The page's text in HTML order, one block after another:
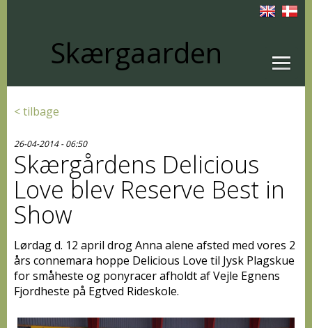
Skærgaarden
< tilbage
26-04-2014 - 06:50
Skærgårdens Delicious
Love blev Reserve Best in
Show
Lørdag d. 12 april drog Anna alene afsted med vores 2
års connemara hoppe Delicious Love til Jysk Plagskue
for småheste og ponyracer afholdt af Vejle Egnens
Fjordheste på Egtved Rideskole.